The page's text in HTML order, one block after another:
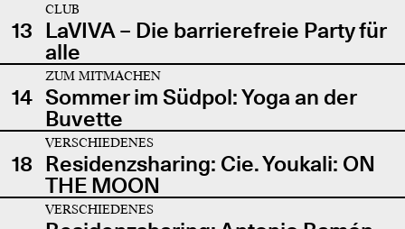
13
CLUB
LaVIVA – Die barrierefreie Party für
alle
14
ZUM MITMACHEN
Sommer im Südpol: Yoga an der
Buvette
18
VERSCHIEDENES
Residenzsharing: Cie. Youkali: ON
THE MOON
VERSCHIEDENES